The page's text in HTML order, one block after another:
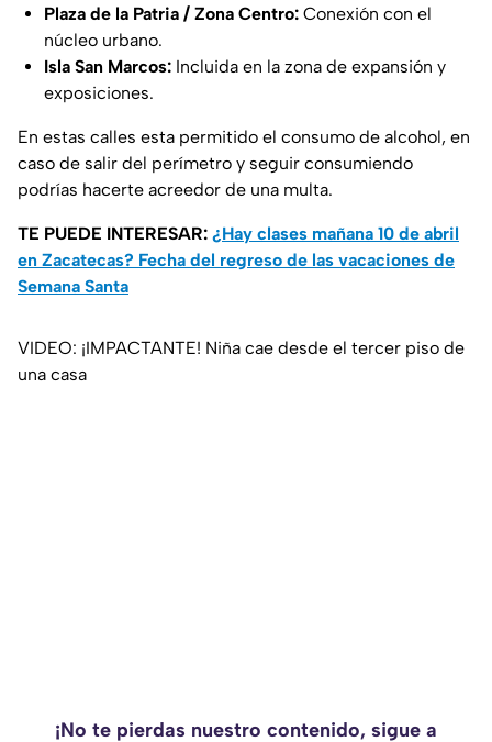
Plaza de la Patria / Zona Centro: Conexión con el
núcleo urbano.
Isla San Marcos: Incluida en la zona de expansión y
exposiciones.
En estas calles esta permitido el consumo de alcohol, en
caso de salir del perímetro y seguir consumiendo
podrías hacerte acreedor de una multa.
TE PUEDE INTERESAR: ¿Hay clases mañana 10 de abril
en Zacatecas? Fecha del regreso de las vacaciones de
Semana Santa
VIDEO: ¡IMPACTANTE! Niña cae desde el tercer piso de
una casa
¡No te pierdas nuestro contenido, sigue a